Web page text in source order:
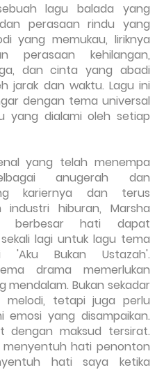
lagu balada yang
perasaan rindu yang
yang memukau, liriknya
perasaan kehilangan,
dan cinta yang abadi
jarak dan waktu. Lagu ini
dengan tema universal
yang dialami oleh setiap
yang telah menempa
anugerah dan
kariernya dan terus
hiburan, Marsha
berbesar hati dapat
lagi untuk lagu tema
Bukan Ustazah'.
drama memerlukan
Bukan sekadar
melodi, tetapi juga perlu
emosi yang disampaikan.
dengan maksud tersirat.
hati penonton
hati saya ketika